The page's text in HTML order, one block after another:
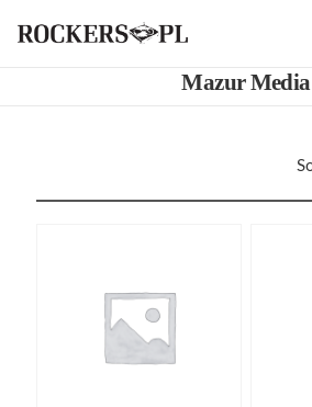
Mazur Media